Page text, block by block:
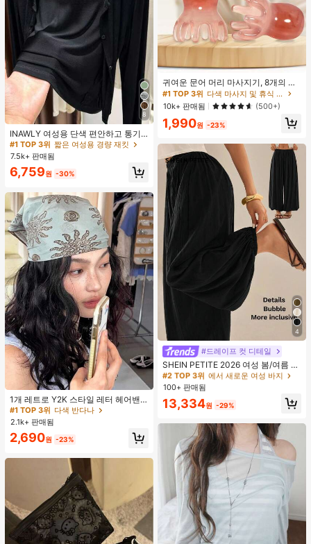
8
INAWLY 여성용 단색 편안하고 통기
성 좋은 긴 소매 앞면 버튼 캐주얼 다
용도 얇은 가디건
#1 TOP 3위
짧은 여성용 경량 재킷
거의 매진!
180+ 명 "여름옷"
#1 TOP 3위 짧은 여성용 경량 재킷
거의 매진!
#1 TOP 3위 짧은 여성용 경량 재킷
거의 매진!
#1 TOP 3위
거의 매진!
180+ 명 "여름옷"
7.5k+ 판매됨
6,759원 -30%
1개 레트로 Y2K 스타일 레터 헤어밴
드, 스트리트 패션 다용도 헤어 스카프
여성용 여름 헤어 액세서리 여성 반다
나
#1 TOP 3위 다색 반다나
거의 매진!
#1 TOP 3위 다색 반다나
거의 매진!
#1 TOP 3위 다색 반다나
거의 매진!
#1 TOP 3위
거의 매진!
2.1k+ 판매됨
2,690원 -23%
귀여운 문어 머리 마사지기, 8개의 촉
수, 머리 마사지기, 괄사 페이셜 도구,
머리 & 몸 이완, 독특한 마사지 포인
트, 수동 딥 티슈 마사지 도구, 학교, 개
학, 여행, 여행 필수품, 가정 필수품, 스
파, 마사지 도구, 마사지
#1 TOP 3위
다색 마사지 및 휴식 도구
10k+ 판매됨
(500+)
1,990원 -23%
4
#드레이프 컷 디테일
SHEIN PETITE 2026 여성 봄/여름 리
조트 컬렉션: 우아한 올리브 그린 루즈
핏 벨보텀 팬츠.
#2 TOP 3위 에서 새로운 여성 바지
거의 매진!
#2 TOP 3위 에서 새로운 여성 바지
거의 매진!
#2 TOP 3위 에서 새로운 여성 바지
거의 매진!
#2 TOP 3위
거의 매진!
100+ 판매됨
13,334원 -29%